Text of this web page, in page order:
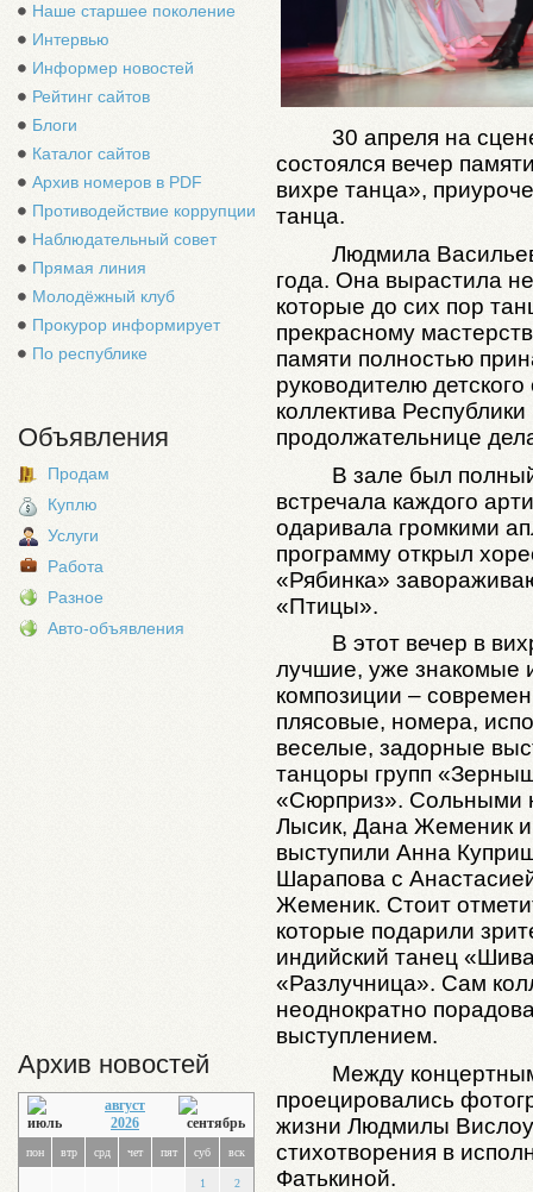
Наше старшее поколение
Интервью
Информер новостей
Рейтинг сайтов
Блоги
Каталог сайтов
Архив номеров в PDF
Противодействие коррупции
Наблюдательный совет
Прямая линия
Молодёжный клуб
Прокурор информирует
По республике
Объявления
Продам
Куплю
Услуги
Работа
Разное
Авто-объявления
Архив новостей
август
2026
пон втр срд чет пят суб вск
1 2
30 апреля на
состоялся вечер
вихре танца»,
танца.
Людмила
года. Она вырастила
которые до сих пор
прекрасному
памяти полностью
руководителю
коллектива
продолжательнице
В зале был
встречала каждого
одаривала громкими
программу открыл
«Рябинка»
«Птицы».
В этот вечер в
лучшие, уже знакомые
композиции –
плясовые, номера,
веселые, задорные
танцоры групп
«Сюрприз». Сольными
Лысик, Дана Жеменик
выступили Анна
Шарапова с
Жеменик. Стоит
которые подарили
индийский танец
«Разлучница». Сам
неоднократно
выступлением.
Между
проецировались
жизни Людмилы
стихотворения в
Фатькиной.